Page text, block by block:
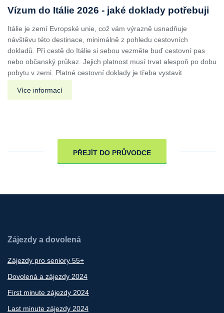
Vízum do Itálie 2026 - jaké doklady potřebuji
Itálie je zemí Evropské unie, což vám výrazně usnadňuje
návštěvu této destinace, minimálně z pohledu cestovních
dokladů. Při cestě do Itálie si sebou vezměte buď cestovní pas
nebo občanský průkaz. Jejich platnost musí trvat alespoň po dobu
pobytu v zemi. Platné cestovní doklady je třeba vystavit
Více informací
PŘEJÍT DO PRŮVODCE
Zájezdy a dovolená
Zájezdy pro seniory 55+
Dovolená a zájezdy 2024
First minute zájezdy 2024
Last minute zájezdy 2024